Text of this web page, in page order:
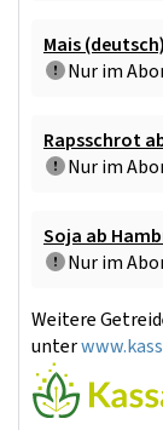
Mais
Nur im
Rapsschrot
Nur im
Soja ab
Nur im
Weitere
unter